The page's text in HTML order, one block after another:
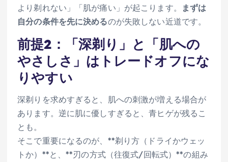
より剃れない」「肌が痛い」が起こります。
まずは
自分の条件を先に決めるのが失敗しない近道です。
前提2：「深剃り」と「肌への
やさしさ」はトレードオフにな
りやすい
深剃りを求めすぎると、肌への刺激が増える場合が
あります。逆に肌に優しすぎると、青ヒゲが残るこ
とも。
そこで重要になるのが、**剃り方（ドライかウェッ
トか）**と、**刃の方式（往復式/回転式）**の組み